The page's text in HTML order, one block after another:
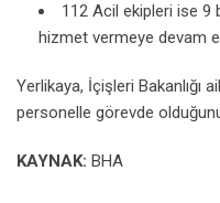
112 Acil ekipleri ise 9
hizmet vermeye devam
Yerlikaya, İçişleri Bakanlığı
personelle görevde olduğunu
KAYNAK: BHA